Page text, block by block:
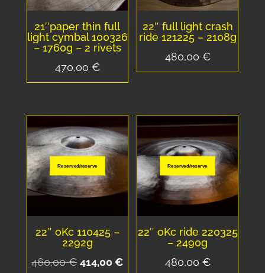
21″paper thin full
light cymbal 100326
– 1760g – 2 rivets
470,00 €
22″ full light crash
ride 121225 – 2108g
480,00 €
Reserved/reserve
22″ oKc 110425 –
2292g
460,00€ Le
414,00 €Le
Reserved/reserve
22″ oKc ride 220325
– 2490g
480,00 €